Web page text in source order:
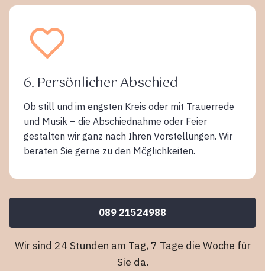
6. Persönlicher Abschied
Ob still und im engsten Kreis oder mit Trauerrede
und Musik – die Abschiednahme oder Feier
gestalten wir ganz nach Ihren Vorstellungen. Wir
beraten Sie gerne zu den Möglichkeiten.
089 21524988
Wir sind 24 Stunden am Tag, 7 Tage die Woche für
Sie da.